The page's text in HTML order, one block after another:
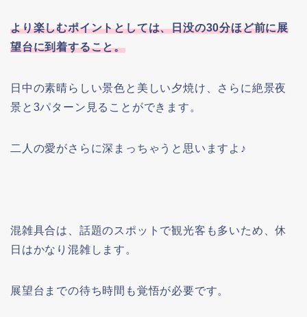
より楽しむポイントとしては、日没の30分ほど前に展
望台に到着すること。
日中の素晴らしい景色と美しい夕焼け、さらに絶景夜
景と3パターン見ることができます。
二人の愛がさらに深まっちゃうと思いますよ♪
混雑具合は、話題のスポットで観光客も多いため、休
日はかなり混雑します。
展望台までの待ち時間も覚悟が必要です。